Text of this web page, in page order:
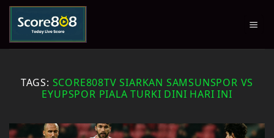
Skip
content
TAGS: SCORE808TV SIARKAN SAMSUNSPOR VS
EYUPSPOR PIALA TURKI DINI HARI INI